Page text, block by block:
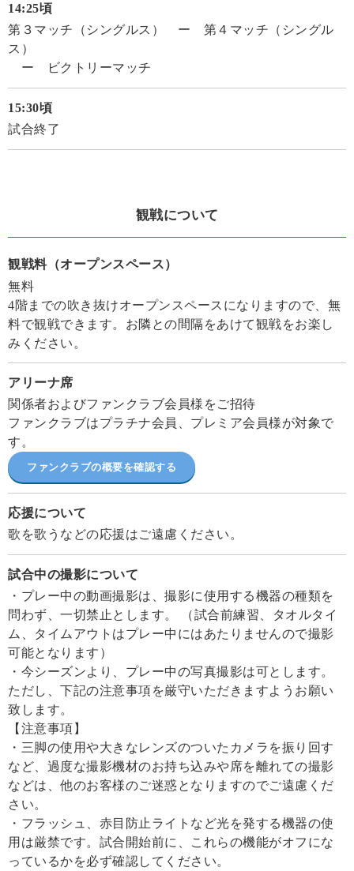
14:25頃
第３マッチ（シングルス） ー 第４マッチ（シングル
ス）
ー ビクトリーマッチ
15:30頃
試合終了
観戦について
観戦料（オープンスペース）
無料
4階までの吹き抜けオープンスペースになりますので、無
料で観戦できます。お隣との間隔をあけて観戦をお楽し
みください。
アリーナ席
関係者およびファンクラブ会員様をご招待
ファンクラブはプラチナ会員、プレミア会員様が対象で
す。
ファンクラブの概要を確認する
応援について
歌を歌うなどの応援はご遠慮ください。
試合中の撮影について
・プレー中の動画撮影は、撮影に使用する機器の種類を
問わず、一切禁止とします。 （試合前練習、タオルタイ
ム、タイムアウトはプレー中にはあたりませんので撮影
可能となります）
・今シーズンより、プレー中の写真撮影は可とします。
ただし、下記の注意事項を厳守いただきますようお願い
致します。
【注意事項】
・三脚の使用や大きなレンズのついたカメラを振り回す
など、過度な撮影機材のお持ち込みや席を離れての撮影
などは、他のお客様のご迷惑となりますのでご遠慮くだ
さい。
・フラッシュ、赤目防止ライトなど光を発する機器の使
用は厳禁です。試合開始前に、これらの機能がオフにな
っているかを必ず確認してください。